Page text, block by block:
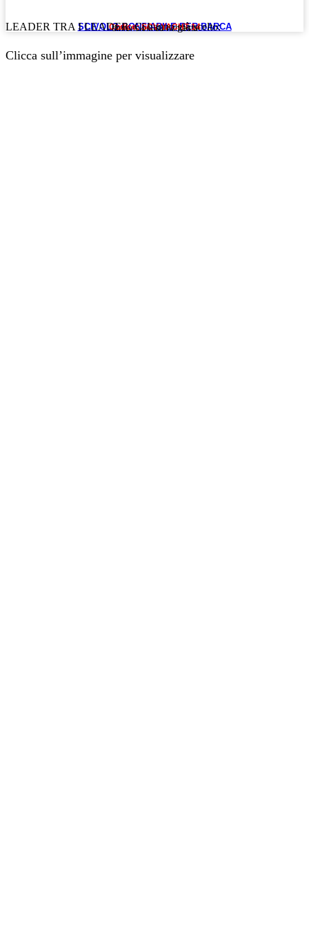
SCIVOLO GONFIABILE PER BARCA
dimensioni su richiesta
Codice: SCV YACHT 14
LEADER TRA I LEADER. Ci hanno già scelto:
Clicca sull’immagine per visualizzare